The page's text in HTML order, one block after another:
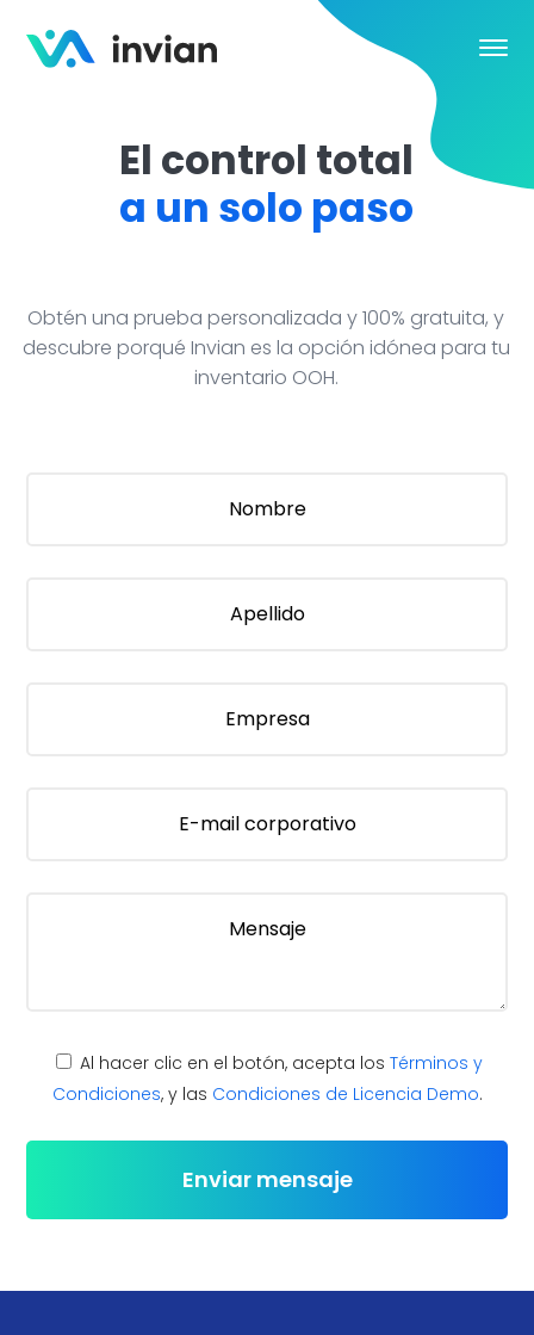
El control total
a un solo paso
Obtén una prueba personalizada y 100%
descubre porqué Invian es la opción idónea
Al hacer clic en el botón, acepta los Términos y
Condiciones, y las Condiciones de Licencia Demo.